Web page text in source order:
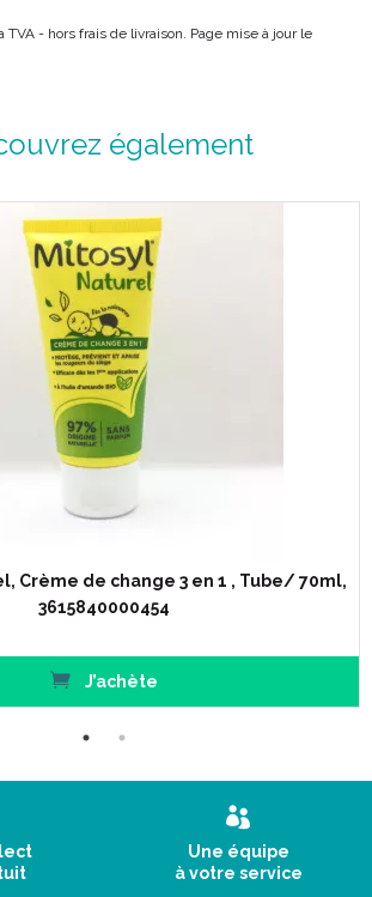
TVA - hors frais de livraison. Page mise à jour le
également
Crème de change 3 en 1 , Tube/ 70ml,
3615840000454
J’achète
Une équipe
à votre service